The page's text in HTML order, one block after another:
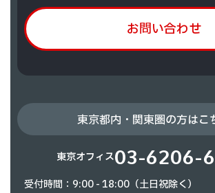
お問い合わせ
東京都内・関東圏の方はこ
東京オフィス03-6206-
受付時間：9:00 - 18:00（土日祝除く）